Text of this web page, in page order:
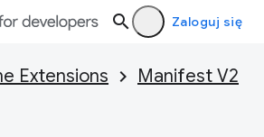
Zaloguj się
Extensions
Manifest V2